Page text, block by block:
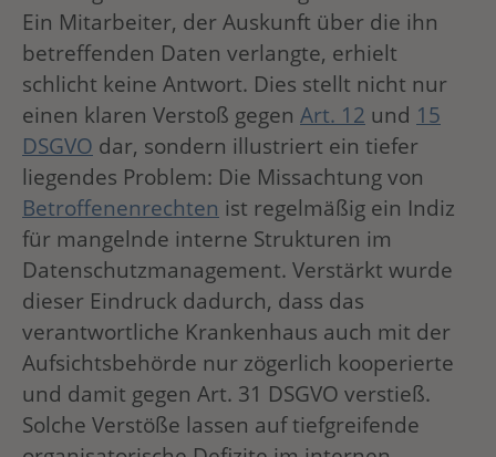
Ein Mitarbeiter, der Auskunft über die ihn
betreffenden Daten verlangte, erhielt
schlicht keine Antwort. Dies stellt nicht nur
einen klaren Verstoß gegen Art. 12 und 15
DSGVO dar, sondern illustriert ein tiefer
liegendes Problem: Die Missachtung von
Betroffenenrechten ist regelmäßig ein Indiz
für mangelnde interne Strukturen im
Datenschutzmanagement. Verstärkt wurde
dieser Eindruck dadurch, dass das
verantwortliche Krankenhaus auch mit der
Aufsichtsbehörde nur zögerlich kooperierte
und damit gegen Art. 31 DSGVO verstieß.
Solche Verstöße lassen auf tiefgreifende